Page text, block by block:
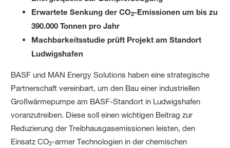
Erwartete Senkung der CO2-Emissionen um bis zu
390.000 Tonnen pro Jahr
Machbarkeitsstudie prüft Projekt am Standort
Ludwigshafen
BASF und MAN Energy Solutions haben eine strategische
Partnerschaft vereinbart, um den Bau einer industriellen
Großwärmepumpe am BASF-Standort in Ludwigshafen
voranzutreiben. Diese soll einen wichtigen Beitrag zur
Reduzierung der Treibhausgasemissionen leisten, den
Einsatz CO2-armer Technologien in der chemischen